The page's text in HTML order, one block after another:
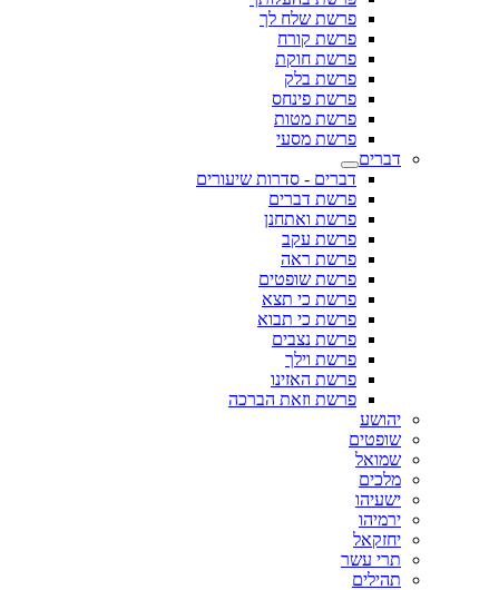
פרשת שלח לך
פרשת קורח
פרשת חוקת
פרשת בלק
פרשת פינחס
פרשת מטות
פרשת מסעי
דברים
דברים - סדרות שיעורים
פרשת דברים
פרשת ואתחנן
פרשת עקב
פרשת ראה
פרשת שופטים
פרשת כי תצא
פרשת כי תבוא
פרשת נצבים
פרשת וילך
פרשת האזינו
פרשת וזאת הברכה
יהושע
שופטים
שמואל
מלכים
ישעיהו
ירמיהו
יחזקאל
תרי עשר
תהילים